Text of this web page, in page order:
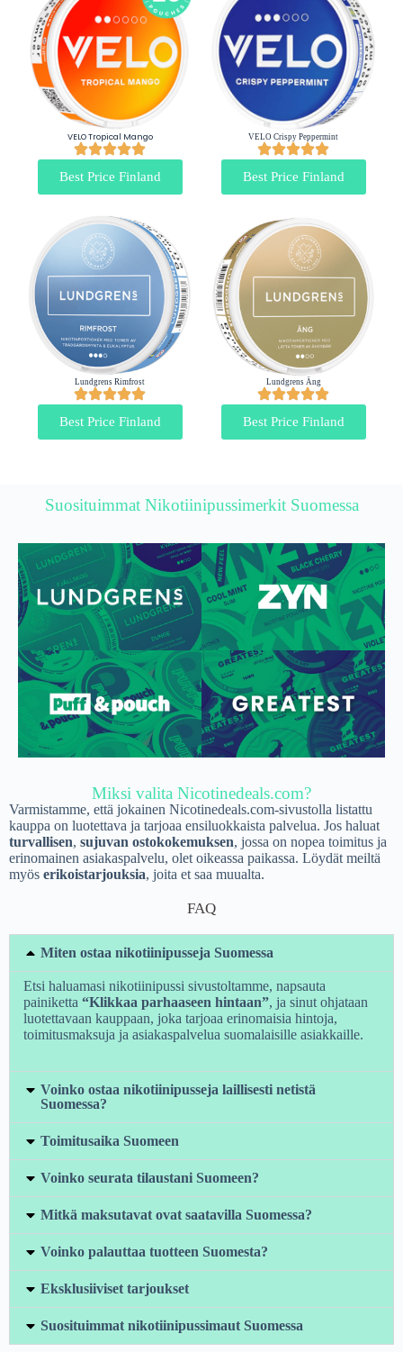
VELO Tropical Mango
Best Price Finland
VELO Crispy Peppermint
Best Price Finland
Lundgrens Rimfrost
Best Price Finland
Lundgrens Äng
Best Price Finland
Suosituimmat Nikotiinipussimerkit Suomessa
Miksi valita Nicotinedeals.com?
Varmistamme, että jokainen Nicotinedeals.com-sivustolla listattu
kauppa on luotettava ja tarjoaa ensiluokkaista palvelua. Jos haluat
turvallisen, sujuvan ostokokemuksen, jossa on nopea toimitus ja
erinomainen asiakaspalvelu, olet oikeassa paikassa. Löydät meiltä
myös erikoistarjouksia, joita et saa muualta.
FAQ
Miten ostaa nikotiinipusseja Suomessa
Etsi haluamasi nikotiinipussi sivustoltamme, napsauta
painiketta “Klikkaa parhaaseen hintaan”, ja sinut ohjataan
luotettavaan kauppaan, joka tarjoaa erinomaisia hintoja,
toimitusmaksuja ja asiakaspalvelua suomalaisille asiakkaille.
Voinko ostaa nikotiinipusseja laillisesti netistä
Suomessa?
Toimitusaika Suomeen
Voinko seurata tilaustani Suomeen?
Mitkä maksutavat ovat saatavilla Suomessa?
Voinko palauttaa tuotteen Suomesta?
Eksklusiiviset tarjoukset
Suosituimmat nikotiinipussimaut Suomessa